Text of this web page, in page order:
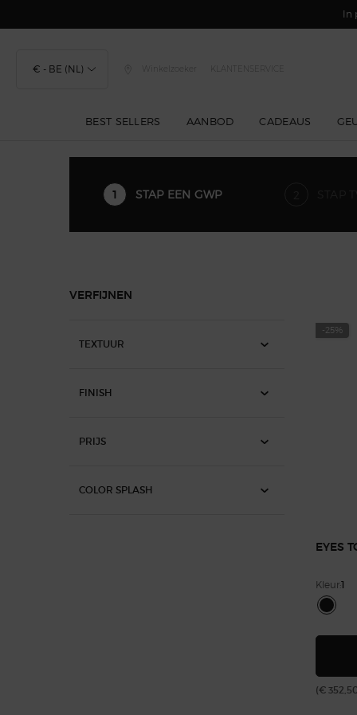
In
€ - BE (NL) Winkelzoeker KLANTENSERVICE
BEST SELLERS AANBOD CADEAUS
STAP EEN GWP
VERFIJNEN
TEXTUUR
FINISH
PRIJS
COLOR SPLASH
-25%
EYES
Kleur:1
One colour available
Kleur 1
(€